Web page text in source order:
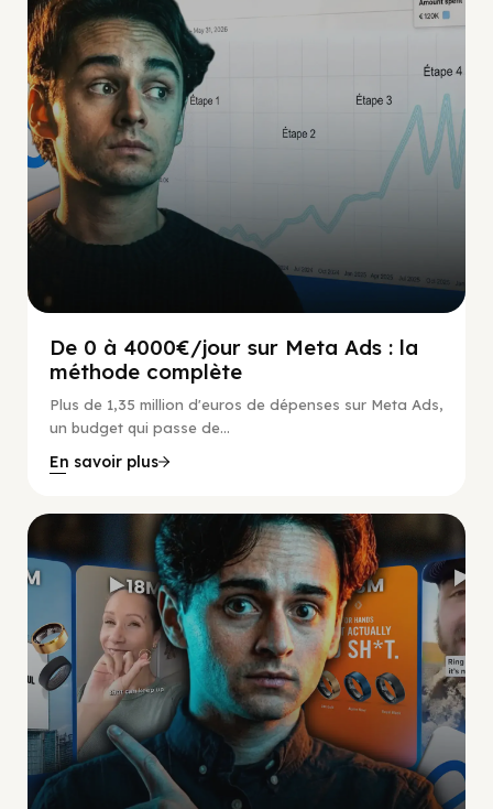
De 0 à 4000€/jour sur Meta Ads : la
méthode complète
Plus de 1,35 million d'euros de dépenses sur Meta Ads,
un budget qui passe de...
En savoir plus
Social Scaling